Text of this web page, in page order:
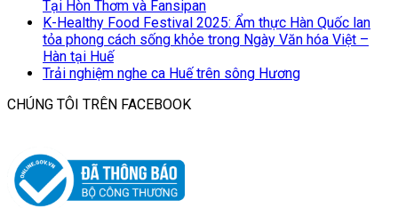
Tại Hòn Thơm và Fansipan
K-Healthy Food Festival 2025: Ẩm thực Hàn Quốc lan
tỏa phong cách sống khỏe trong Ngày Văn hóa Việt –
Hàn tại Huế
Trải nghiệm nghe ca Huế trên sông Hương
CHÚNG TÔI TRÊN FACEBOOK